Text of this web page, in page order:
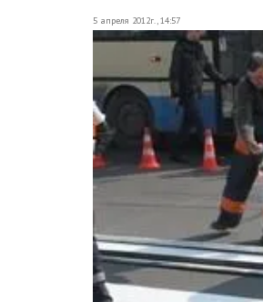
5 апреля 2012г., 14:57